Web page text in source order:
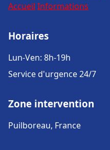
Accueil Informations
Horaires
Lun-Ven: 8h-19h
Service d'urgence 24/7
Zone intervention
Puilboreau, France